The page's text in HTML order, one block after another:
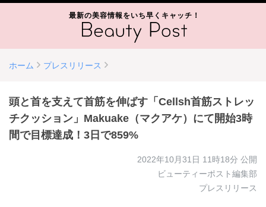
最新の美容情報をいち早くキャッチ！
ホーム プレスリリース
頭と首を支えて首筋を伸ばす「Cellsh首筋ストレッ
チクッション」Makuake（マクアケ）にて開始3時
間で目標達成！3日で859%
2022年10月31日 11時18分 公開
ビューティーポスト編集部
プレスリリース